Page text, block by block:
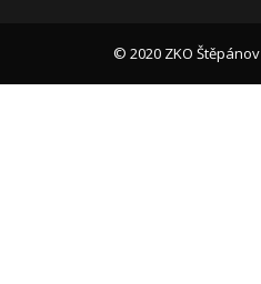
© 2020 ZKO Štěpánov